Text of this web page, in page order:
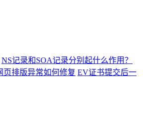
NS记录和SOA记录分别起什么作用？
页排版异常如何修复 EV证书提交后一